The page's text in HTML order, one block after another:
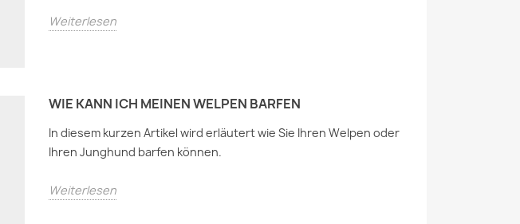
Weiterlesen
WIE KANN ICH MEINEN WELPEN BARFEN
In diesem kurzen Artikel wird erläutert wie Sie Ihren Welpen oder
Ihren Junghund barfen können.
Weiterlesen